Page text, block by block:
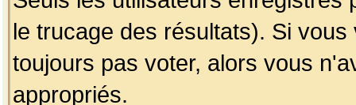
le trucage des résultats). Si
toujours pas voter, alors vous
appropriés.